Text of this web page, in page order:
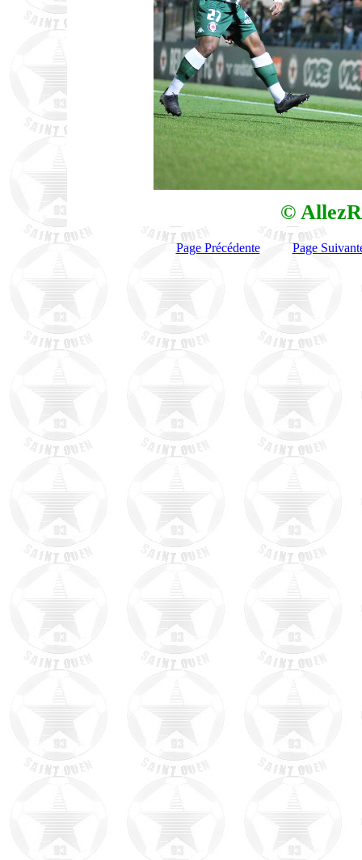
©
Page Précédente Page